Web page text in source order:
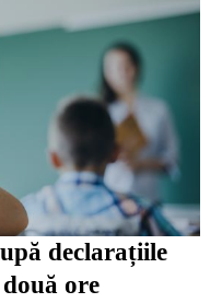
declarațiile
ore